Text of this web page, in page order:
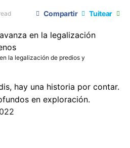
Compartir Tuitear
la legalización de predios y